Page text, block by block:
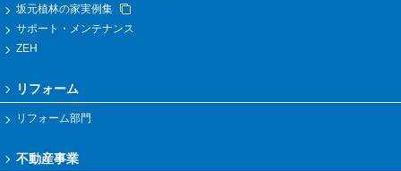
坂元植林の家実例集
サポート・メンテナンス
ZEH
リフォーム
リフォーム部門
不動産事業